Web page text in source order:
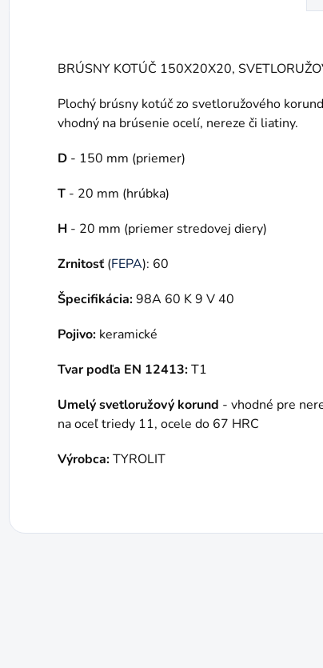
BRÚSNY KOTÚČ 150X20X20,
Plochý brúsny kotúč zo svetloružového
vhodný na brúsenie ocelí, nereze či liatiny.
D - 150 mm (priemer)
T - 20 mm (hrúbka)
H - 20 mm (priemer stredovej diery)
Zrnitosť(FEPA): 60
Špecifikácia:98A 60 K 9 V 40
Pojivo: keramické
Tvar podľa EN 12413:T1
Umelý svetloružový korund - vhodné pre
na oceľ triedy 11, ocele do 67 HRC
Výrobca:TYROLIT